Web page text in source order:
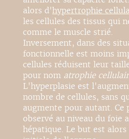
alors d'hypertrophie
les cellules des tissus qui
comme le muscle strié.
Inversement, dans des
fonctionnelle est moins
cellules réduisent leur
pour nom atrophie
L'hyperplasie est
nombre de cellules, sans
augmente pour autant. Ce
observé au niveau du foie
hépatique. Le but est